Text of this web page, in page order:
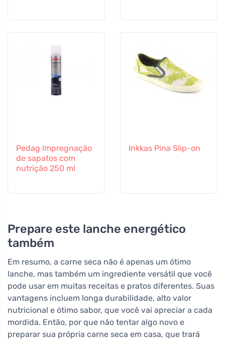
Pedag Impregnação
de sapatos com
nutrição 250 ml
Inkkas Pina Slip-on
Prepare este lanche energético
também
Em resumo, a carne seca não é apenas um ótimo
lanche, mas também um ingrediente versátil que você
pode usar em muitas receitas e pratos diferentes. Suas
vantagens incluem longa durabilidade, alto valor
nutricional e ótimo sabor, que você vai apreciar a cada
mordida. Então, por que não tentar algo novo e
preparar sua própria carne seca em casa, que trará